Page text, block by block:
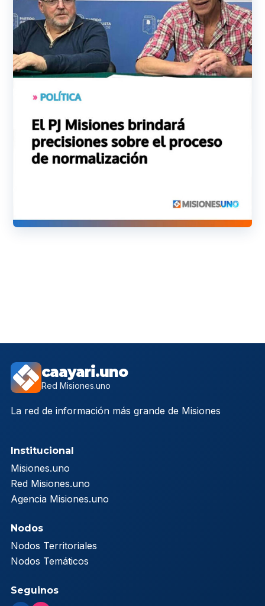
caayari.uno
Red Misiones.uno
La red de información más grande de Misiones
Institucional
Misiones.uno
Red Misiones.uno
Agencia Misiones.uno
Nodos
Nodos Territoriales
Nodos Temáticos
Seguinos